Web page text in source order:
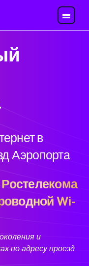
в
Аэропорта
Wi-
и
по адресу проезд